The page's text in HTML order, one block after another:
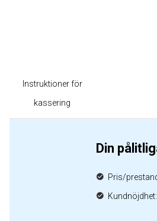
Instruktioner för
kassering
Din
Pris/